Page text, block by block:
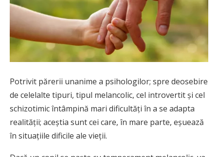
Potrivit părerii unanime a psihologilor; spre deosebire
de celelalte tipuri, tipul melancolic, cel introvertit şi cel
schizotimic întâmpină mari dificultăţi în a se adapta
realităţii; aceştia sunt cei care, în mare parte, eşuează
în situaţiile dificile ale vieţii.